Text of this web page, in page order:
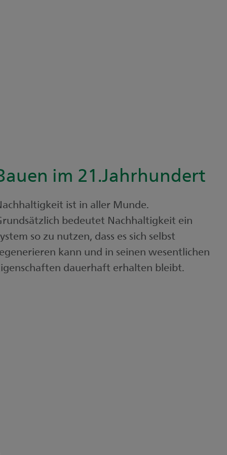
im 21.Jahrhundert
ist in aller Munde.
bedeutet Nachhaltigkeit ein
so zu nutzen, dass es sich selbst
kann und in seinen wesentlichen
dauerhaft erhalten bleibt.